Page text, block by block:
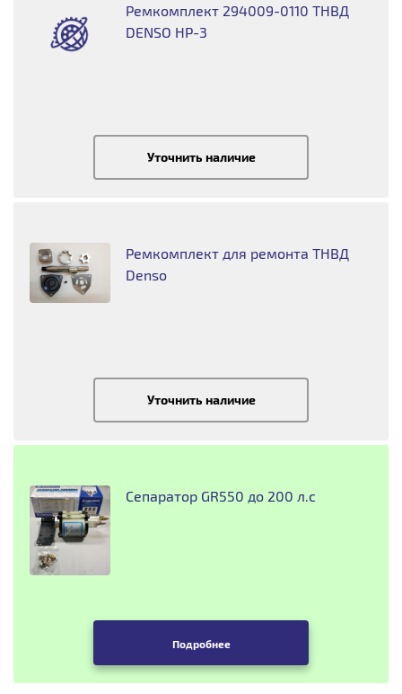
Ремкомплект 294009-0110 ТНВД
DENSO HP-3
Уточнить наличие
Ремкомплект для ремонта ТНВД
Denso
Уточнить наличие
Сепаратор GR550 до 200 л.с
Подробнее